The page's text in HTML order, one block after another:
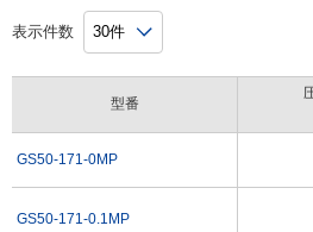
圧力計
～4
表示件数
型番
GS50-171-0MP
GS50-171-0.1MP